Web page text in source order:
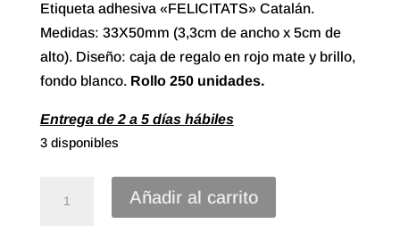
Etiqueta adhesiva «FELICITATS» Catalán.
Medidas: 33X50mm (3,3cm de ancho x 5cm de
alto). Diseño: caja de regalo en rojo mate y brillo,
fondo blanco. Rollo 250 unidades.
Entrega de 2 a 5 días hábiles
3 disponibles
Añadir al carrito